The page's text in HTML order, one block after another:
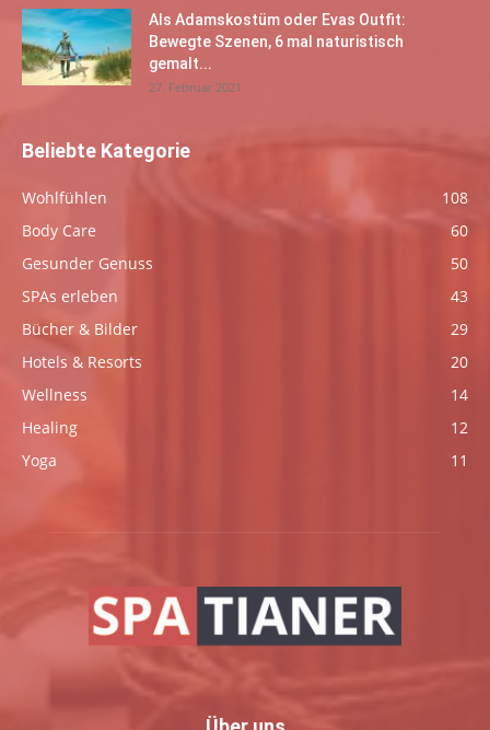
Als Adamskostüm oder Evas Outfit:
Bewegte Szenen, 6 mal naturistisch
gemalt...
27. Februar 2021
Beliebte Kategorie
Wohlfühlen
108
Body Care
60
Gesunder Genuss
50
SPAs erleben
43
Bücher & Bilder
29
Hotels & Resorts
20
Wellness
14
Healing
12
Yoga
11